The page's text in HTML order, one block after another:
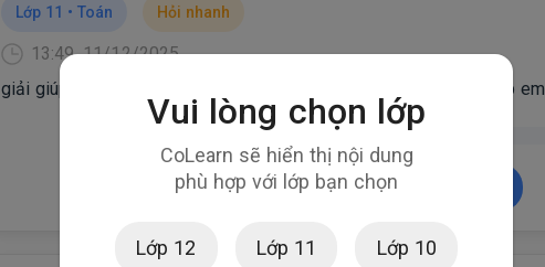
Lớp 11 • Toán Hỏi nhanh
13:49, 11/12/2025
giải giúp em gấp với câu 10 và câu 3 với câu 10 nhớ vẽ hình giúp em
Vui lòng chọn lớp
CoLearn sẽ hiển thị nội dung
phù hợp với lớp bạn chọn
Lớp 12 Lớp 11 Lớp 10